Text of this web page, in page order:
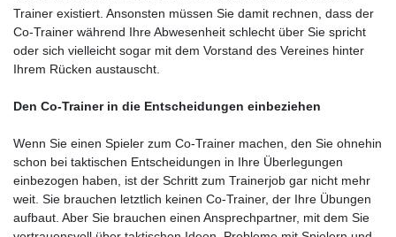
Trainer existiert. Ansonsten müssen Sie damit rechnen, dass der
Co-Trainer während Ihre Abwesenheit schlecht über Sie spricht
oder sich vielleicht sogar mit dem Vorstand des Vereines hinter
Ihrem Rücken austauscht.
Den Co-Trainer in die Entscheidungen einbeziehen
Wenn Sie einen Spieler zum Co-Trainer machen, den Sie ohnehin
schon bei taktischen Entscheidungen in Ihre Überlegungen
einbezogen haben, ist der Schritt zum Trainerjob gar nicht mehr
weit. Sie brauchen letztlich keinen Co-Trainer, der Ihre Übungen
aufbaut. Aber Sie brauchen einen Ansprechpartner, mit dem Sie